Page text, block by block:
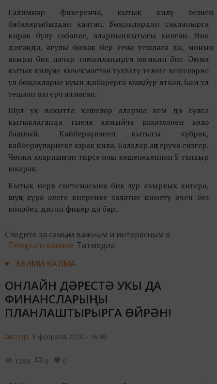
Галимнәр фикеренчә, кытык килү безнең
бабаларыбыздан калган. Бөҗәкләрдән сакланырга
кирәк булу сәбәпле, аларның кытыгы килгән. Ник
дигәндә, агулы бөҗәк бер генә тешләсә дә, моның
ахыры бик начар тәмамланырга мөмкин бит. Әмма
кытык килүне кичекмәстән туктату теләге кешеләрне
ул бөҗәкләрне куып җибәрергә мәҗбүр иткән. Һәм ул
тешләп өлгерә алмаган.
Шул ук вакытта кешеләр аларны кем дә булса
кытыклаганда тыела алмыйча рәхәтләнеп көлә
башлый. Кайберәүләнең кытыгы күбрәк,
кайберәүләрнеке азрак килә. Балалар аңа еруча сизгер.
Чөнки аларның тән тирсе олы кешенекеннән 5 тапкыр
юкарак.
Кытык нерв системасына бик зур авырлык китерә,
шуңа күрә әлеге киеренке халәтне киметү өчен без
көләбез, дигән фикер дә бар.
Следите за самым важным и интересным в
Telegram-канале Татмедиа
БЕЛМИ КАЛМА
ОНЛАЙН ДӘРЕСТӘ УКЫ ДА
ФИНАНСЛАРЫҢНЫ
ПЛАНЛАШТЫРЫРГА ӨЙРӘН!
автор, 5 февраля 2020 - 16:46
1289 0 0